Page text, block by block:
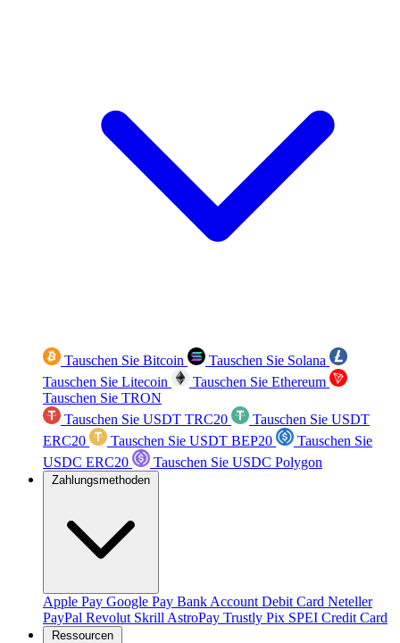
Tauschen Sie Bitcoin
Tauschen Sie Solana
Tauschen Sie Litecoin
Tauschen Sie Ethereum
Tauschen Sie TRON
Tauschen Sie USDT TRC20
Tauschen Sie USDT
ERC20
Tauschen Sie USDT BEP20
Tauschen Sie
USDC ERC20
Tauschen Sie USDC Polygon
Zahlungsmethoden
Apple Pay Google Pay Bank Account Debit Card Neteller
PayPal Revolut Skrill AstroPay Trustly Pix SPEI Credit Card
Ressourcen